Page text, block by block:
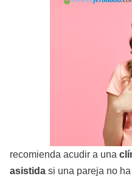
recomienda acudir a una
asistida si una pareja no